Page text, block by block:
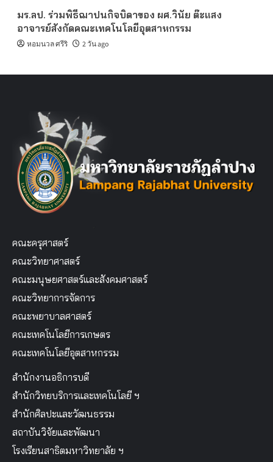
มร.ลป. ร่วมพิธีฌาปนกิจบิดาของ ผศ.วินัย ต๊ะแสง
อาจารย์สังกัดคณะเทคโนโลยีอุตสาหกรรม
หอมนวล ศรีริ 2 วัน ago
คณะครุศาสตร์
คณะวิทยาศาสตร์
คณะมนุษยศาสตร์และสังคมศาสตร์
คณะวิทยาการจัดการ
คณะพยาบาลศาสตร์
คณะเทคโนโลยีการเกษตร
คณะเทคโนโลยีอุตสาหกรรม
สำนักงานอธิการบดี
สำนักวิทยบริการและเทคโนโลยี ฯ
สำนักศิลปะและวัฒนธรรม
สถาบันวิจัยและพัฒนา
โรงเรียนสาธิตมหาวิทยาลัย ฯ